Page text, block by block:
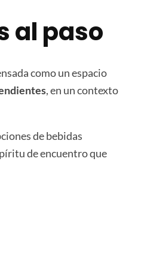
al paso
como un espacio
, en un contexto
de bebidas
de encuentro que